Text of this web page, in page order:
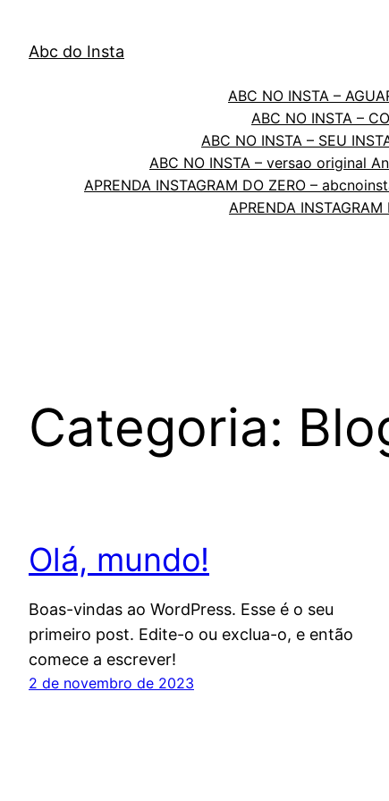
Abc do Insta
ABC NO INSTA –
ABC NO INSTA –
ABC NO INSTA – SEU
ABC NO INSTA – versao original
APRENDA INSTAGRAM DO ZERO –
APRENDA
Categoria:
Olá, mundo!
Boas-vindas ao WordPress. Esse é o seu
primeiro post. Edite-o ou exclua-o, e então
comece a escrever!
2 de novembro de 2023